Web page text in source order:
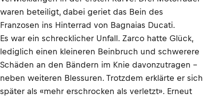
waren beteiligt, dabei geriet das Bein des
Franzosen ins Hinterrad von Bagnaias Ducati.
Es war ein schrecklicher Unfall. Zarco hatte Glück,
lediglich einen kleineren Beinbruch und schwerere
Schäden an den Bändern im Knie davonzutragen –
neben weiteren Blessuren. Trotzdem erklärte er sich
später als «mehr erschrocken als verletzt». Erneut